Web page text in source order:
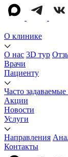
О клинике
О нас 3D тур
Врачи
Пациенту
Часто
Акции
Новости
Услуги
Направления
Контакты